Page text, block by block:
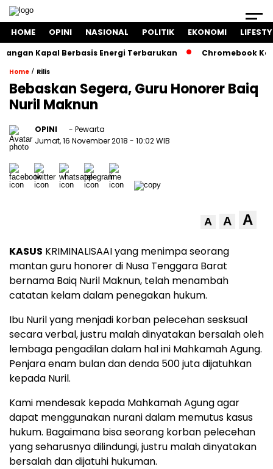
HOME OPINI NASIONAL POLITIK EKONOMI
Kapal Berbasis Energi Terbarukan Chromebook
Home / Rilis
Bebaskan Segera, Guru Honorer Baiq
Nuril Maknun
OPINI
- Pewarta
Jumat, 16 November 2018 - 10:02 WIB
A A A
KASUS KRIMINALISAAI yang menimpa seorang
mantan guru honorer di Nusa Tenggara Barat
bernama Baiq Nuril Maknun, telah menambah
catatan kelam dalam penegakan hukum.
Ibu Nuril yang menjadi korban pelecehan sesksual
secara verbal, justru malah dinyatakan bersalah oleh
lembaga pengadilan dalam hal ini Mahkamah Agung.
Penjara enam bulan dan denda 500 juta dijatuhkan
kepada Nuril.
Kami mendesak kepada Mahkamah Agung agar
dapat menggunakan nurani dalam memutus kasus
hukum. Bagaimana bisa seorang korban pelecehan
yang seharusnya dilindungi, justru malah dinyatakan
bersalah dan dijatuhi hukuman.